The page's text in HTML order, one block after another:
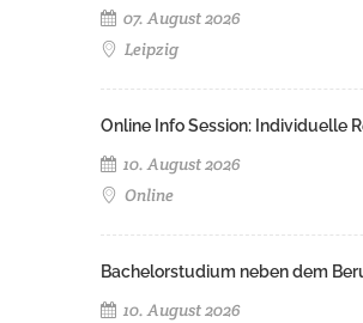
07. August 2026
Leipzig
Online Info Session: Individuelle
10. August 2026
Online
Bachelorstudium neben dem
10. August 2026